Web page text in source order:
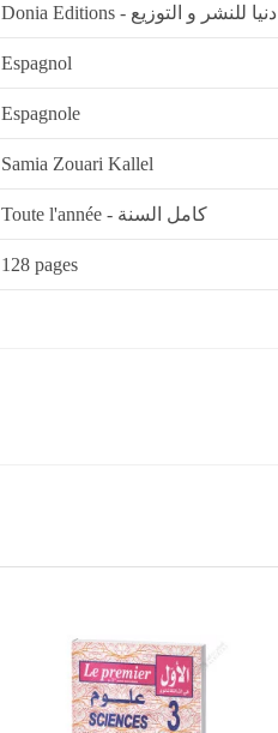
Donia Editions - دنيا للنشر و التوزيع
Espagnol
Espagnole
Samia Zouari Kallel
Toute l'année - كامل السنة
128 pages